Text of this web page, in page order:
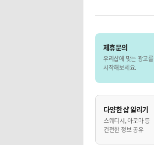
제휴문의
우리샵에 맞는 광고를
시작해보세요.
다양한 샵 알리기
스웨디시, 아로마 등
건전한 정보 공유